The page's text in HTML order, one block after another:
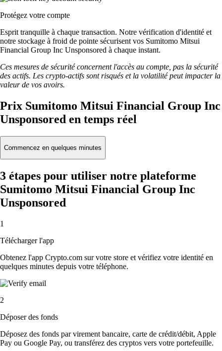
Protégez votre compte
Esprit tranquille à chaque transaction. Notre vérification d'identité et
notre stockage à froid de pointe sécurisent vos Sumitomo Mitsui
Financial Group Inc Unsponsored à chaque instant.
Ces mesures de sécurité concernent l'accès au compte, pas la sécurité
des actifs. Les crypto-actifs sont risqués et la volatilité peut impacter la
valeur de vos avoirs.
Prix Sumitomo Mitsui Financial Group Inc
Unsponsored en temps réel
Commencez en quelques minutes
3 étapes pour utiliser notre plateforme
Sumitomo Mitsui Financial Group Inc
Unsponsored
1
Télécharger l'app
Obtenez l'app Crypto.com sur votre store et vérifiez votre identité en
quelques minutes depuis votre téléphone.
2
Déposer des fonds
Déposez des fonds par virement bancaire, carte de crédit/débit, Apple
Pay ou Google Pay, ou transférez des cryptos vers votre portefeuille.